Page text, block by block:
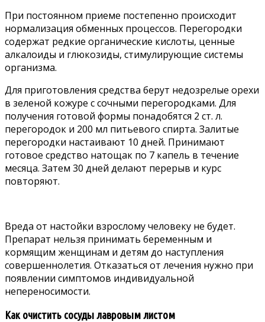
При постоянном приеме постепенно происходит
нормализация обменных процессов. Перегородки
содержат редкие органические кислоты, ценные
алкалоиды и глюкозиды, стимулирующие системы
организма.
Для приготовления средства берут недозрелые орехи
в зеленой кожуре с сочными перегородками. Для
получения готовой формы понадобятся 2 ст. л.
перегородок и 200 мл питьевого спирта. Залитые
перегородки настаивают 10 дней. Принимают
готовое средство натощак по 7 капель в течение
месяца. Затем 30 дней делают перерыв и курс
повторяют.
Вреда от настойки взрослому человеку не будет.
Препарат нельзя принимать беременным и
кормящим женщинам и детям до наступления
совершеннолетия. Отказаться от лечения нужно при
появлении симптомов индивидуальной
непереносимости.
Как очистить сосуды лавровым листом